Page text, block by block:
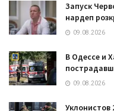
Запуск
нардеп
09.08.2026
В Одессе и
09.08.2026
Уклонистов